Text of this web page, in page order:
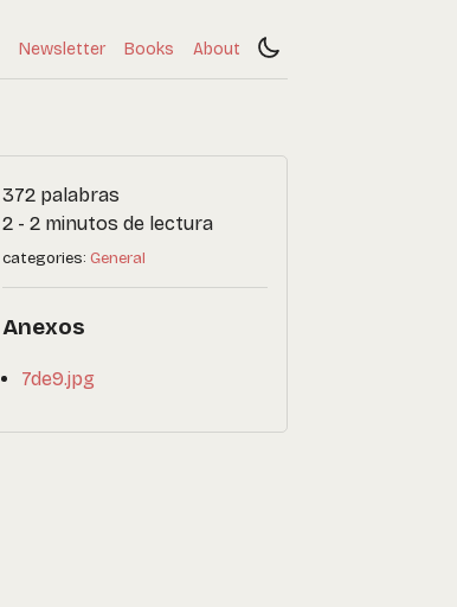
Newsletter Books About
372 palabras
2 - 2 minutos de lectura
categories: General
Anexos
7de9.jpg